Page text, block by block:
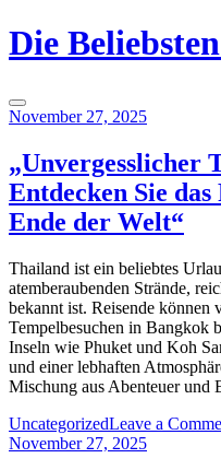
Skip
to
Die
November 27, 2025
„Unvergesslicher
Entdecken Sie
Ende der Welt“
Thailand ist ein beliebtes
atemberaubenden Strände,
bekannt ist. Reisende können
Tempelbesuchen in Bangkok
Inseln wie Phuket und Koh
und einer lebhaften
Mischung aus Abenteuer und
UncategorizedLeave a
November 27, 2025